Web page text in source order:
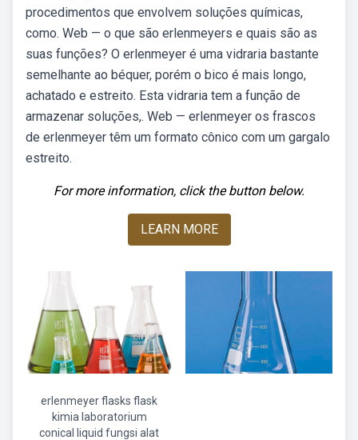
procedimentos que envolvem soluções químicas,
como. Web — o que são erlenmeyers e quais são as
suas funções? O erlenmeyer é uma vidraria bastante
semelhante ao béquer, porém o bico é mais longo,
achatado e estreito. Esta vidraria tem a função de
armazenar soluções,. Web — erlenmeyer os frascos
de erlenmeyer têm um formato cônico com um gargalo
estreito.
For more information, click the button below.
LEARN MORE
erlenmeyer flasks flask
kimia laboratorium
conical liquid fungsi alat